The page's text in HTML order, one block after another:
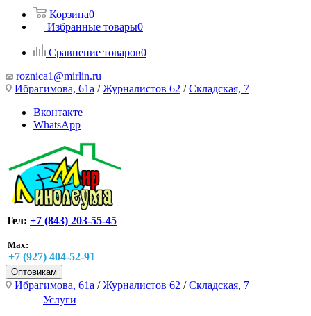
Корзина0
Избранные товары0
Сравнение товаров0
roznica1@mirlin.ru
Ибрагимова, 61а /Журналистов 62 /Складская, 7
Вконтакте
WhatsApp
Тел: +7 (843) 203-55-45
Max:
+7 (927) 404-52-91
Оптовикам
Ибрагимова, 61а /Журналистов 62 /Складская, 7
Услуги